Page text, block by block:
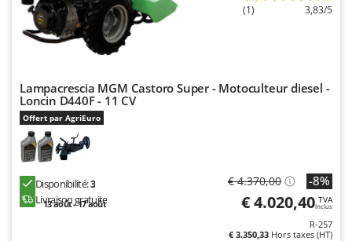
(1) 3,83/5
Lampacrescia MGM Castoro Super - Motoculteur diesel -
Loncin D440F - 11 CV
Offert par AgriEuro
Disponibilité:3
Livraison gratuite
13 août - 17 août
€ 4.370,00 -8%
€ 4.020,40 TVA
Inclus
R-257
€ 3.350,33 Hors taxes (HT)